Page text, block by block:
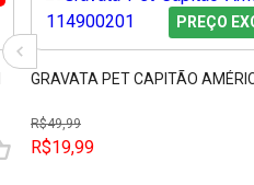
PREÇO
GRAVATA PET CAPITÃO
R$49,99
R$19,99